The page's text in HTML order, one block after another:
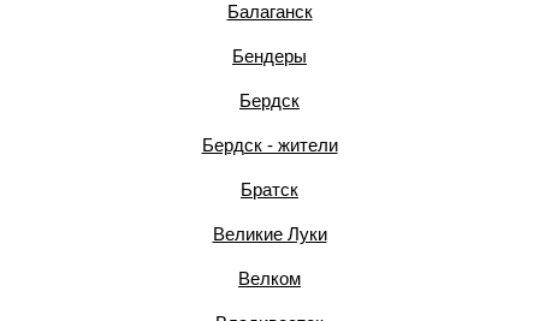
Балаганск
Бендеры
Бердск
Бердск - жители
Братск
Великие Луки
Велком